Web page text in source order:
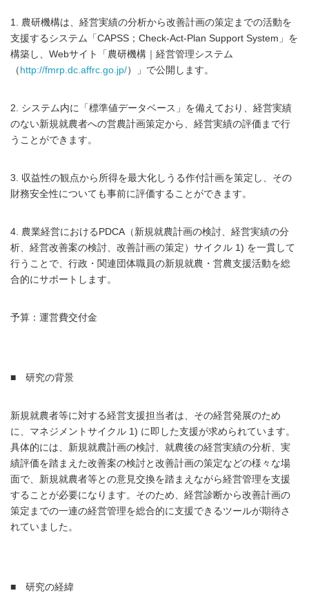
1. 農研機構は、経営実績の分析から改善計画の策定までの活動を
支援するシステム「CAPSS；Check-Act-Plan Support System」を
構築し、Webサイト「農研機構｜経営管理システム
（ http://fmrp.dc.affrc.go.jp/）」で公開します。
2. システム内に「標準値データベース」を備えており、経営実績
のない新規就農者への営農計画策定から、経営実績の評価まで行
うことができます。
3. 収益性の観点から所得を最大化しうる作付計画を策定し、その
財務安全性についても事前に評価することができます。
4. 農業経営におけるPDCA（新規就農計画の検討、経営実績の分
析、経営改善案の検討、改善計画の策定）サイクル 1) を一貫して
行うことで、行政・関連団体職員の新規就農・営農支援活動を総
合的にサポートします。
予算：運営費交付金
■ 研究の背景
新規就農者等に対する経営支援担当者は、その経営発展のため
に、マネジメントサイクル 1) に即した支援が求められています。
具体的には、新規就農計画の検討、就農後の経営実績の分析、実
績評価を踏まえた改善案の検討と改善計画の策定などの様々な場
面で、新規就農者等との意見交換を踏まえながら経営管理を支援
することが必要になります。そのため、経営診断から改善計画の
策定までの一連の経営管理を総合的に支援できるツールが期待さ
れていました。
■ 研究の経緯